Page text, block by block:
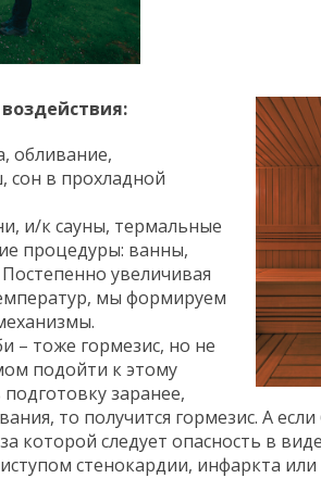
обливание,
сон в прохладной
и/к сауны, термальные
процедуры: ванны,
увеличивая
мы формируем
– тоже гормезис, но не
подойти к этому
заранее,
то получится гормезис. А
которой следует опасность в
стенокардии, инфаркта или